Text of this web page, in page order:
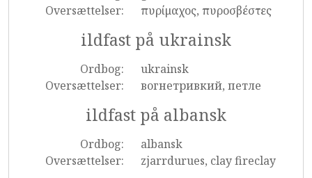
Oversættelser:
πυρίμαχος, πυροσβέστες
ildfast på ukrainsk
Ordbog:
ukrainsk
Oversættelser:
вогнетривкий, петле
ildfast på albansk
Ordbog:
albansk
Oversættelser:
zjarrdurues, clay fireclay